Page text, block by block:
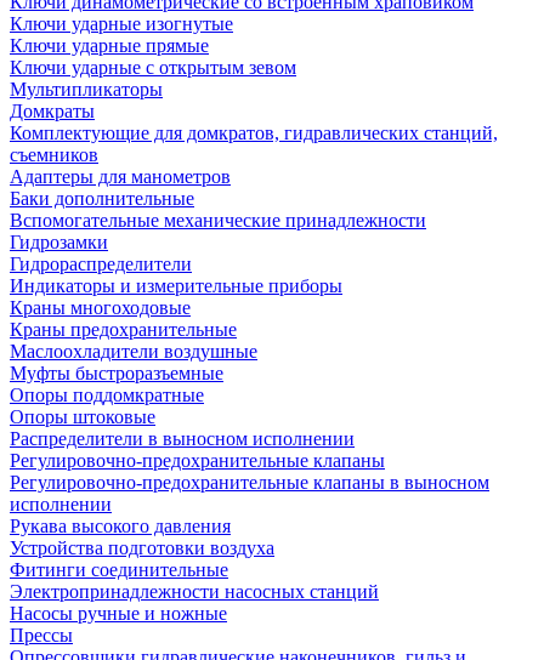
Ключи ударные изогнутые
Ключи ударные прямые
Ключи ударные с открытым зевом
Мультипликаторы
Домкраты
Комплектующие для домкратов, гидравлических станций,
съемников
Адаптеры для манометров
Баки дополнительные
Вспомогательные механические принадлежности
Гидрозамки
Гидрораспределители
Индикаторы и измерительные приборы
Краны многоходовые
Краны предохранительные
Маслоохладители воздушные
Муфты быстроразъемные
Опоры поддомкратные
Опоры штоковые
Распределители в выносном исполнении
Регулировочно-предохранительные клапаны
Регулировочно-предохранительные клапаны в выносном
исполнении
Рукава высокого давления
Устройства подготовки воздуха
Фитинги соединительные
Электропринадлежности насосных станций
Насосы ручные и ножные
Прессы